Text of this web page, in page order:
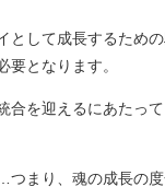
として成長するため
要となります。
合を迎えるにあたっ
つまり、魂の成長の